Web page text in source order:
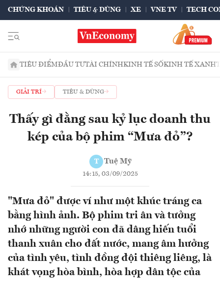
CHỨNG KHOÁN TIÊU & DÙNG XE VNE TV TECH
TIÊU ĐIỂMĐẦU TƯTÀI CHÍNHKINH TẾ SỐKINH TẾ XANH
GIẢI TRÍ TIÊU & DÙNG
Thấy gì đằng sau kỷ lục doanh thu
kép của bộ phim “Mưa đỏ”?
T Tuệ Mỹ
14:15, 03/09/2025
"Mưa đỏ" được ví như một khúc tráng ca
bằng hình ảnh. Bộ phim tri ân và tưởng
nhớ những người con đã dâng hiến tuổi
thanh xuân cho đất nước, mang âm hưởng
của tình yêu, tình đồng đội thiêng liêng, là
khát vọng hòa bình, hòa hợp dân tộc của